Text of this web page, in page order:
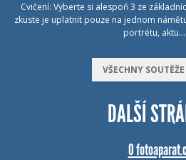
Cvičení: Vyberte si alespoň 3 ze
zkuste je uplatnit pouze na jednom
portrétu, aktu…
VŠECHNY SOUTĚŽE
DALŠÍ
O